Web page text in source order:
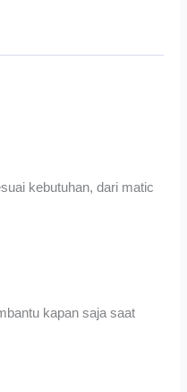
kebutuhan, dari matic
kapan saja saat